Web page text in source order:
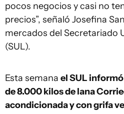
pocos negocios y casi no
precios”, señaló Josefina
mercados del Secretariado
(SUL).
Esta semana el SUL
de 8.000 kilos de lana
acondicionada y con grifa